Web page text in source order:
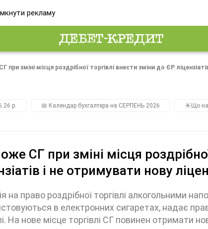
рекламу
при зміні місця роздрібної торгівлі внести зміни до ЄР
р. 📅 Календар бухгалтера на СЕРПЕНЬ 2026 ☀️Що
СГ при зміні місця
і не отримувати нову
на право роздрібної торгівлі алкогольними
в електронних сигаретах, надає
На нове місце торгівлі СГ повинен отримати